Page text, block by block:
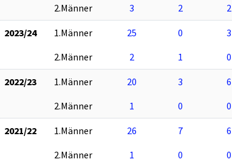
2.Männer
3 2 2
2023/24 1.Männer 25 0 3
2.Männer
2 1 0
2022/23 1.Männer 20 3 6
2.Männer
1 0 0
2021/22 1.Männer 26 7 6
2.Männer
1 0 0